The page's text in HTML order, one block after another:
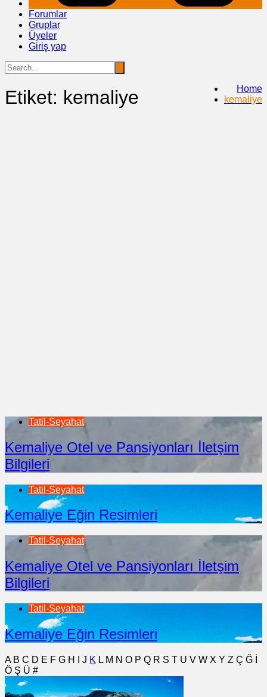
Forumlar
Gruplar
Üyeler
Giriş yap
Etiket: kemaliye
Home
kemaliye
Tatil-Seyahat
Kemaliye Otel ve Pansiyonları İletşim
Bilgileri
Tatil-Seyahat
Kemaliye Eğin Resimleri
Tatil-Seyahat
Kemaliye Otel ve Pansiyonları İletşim
Bilgileri
Tatil-Seyahat
Kemaliye Eğin Resimleri
A B C D E F G H J K L M N O P Q R S T U V W X Y Z Ç Ğ
Ö Ş Ü #